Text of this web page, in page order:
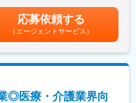
の製品も扱うため、業界で
法のレクチャー専門のイン
ストラクターと一緒に訪
応募依頼する
（エージェントサービス）
◎医療・介護業界向